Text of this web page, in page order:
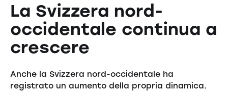
La Svizzera nord-
occidentale continua a
crescere
Anche la Svizzera nord-occidentale ha
registrato un aumento della propria dinamica.